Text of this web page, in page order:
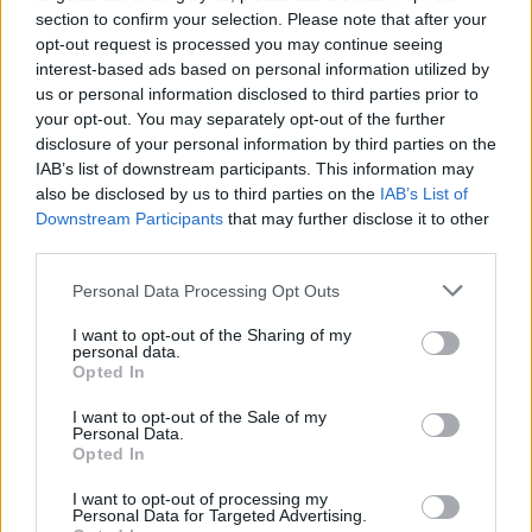
section to confirm your selection. Please note that after your
opt-out request is processed you may continue seeing
interest-based ads based on personal information utilized by
us or personal information disclosed to third parties prior to
your opt-out. You may separately opt-out of the further
disclosure of your personal information by third parties on the
IAB’s list of downstream participants. This information may
also be disclosed by us to third parties on the IAB’s List of
Downstream Participants that may further disclose it to other
Personal Data Processing Opt Outs
I want to opt-out of the Sharing of my
personal data.
Opted In
I want to opt-out of the Sale of my
Personal Data.
Opted In
I want to opt-out of processing my
Personal Data for Targeted Advertising.
Žinios Pasaulis
00:00:37
Irane tęsiasi masiniai protestai: suimta daugiau nei
tūkstantis demonstrantų, tarp jų – 17 žurnalistų
Žinios Pasaulis
00:01:13
Vaizdai iš protestų Irane: deginami automobiliai,
Neramumams Irane galo nematyti: prie ambasados
protestuotojai susigrūmė su policija
Žinios | Pasaulis